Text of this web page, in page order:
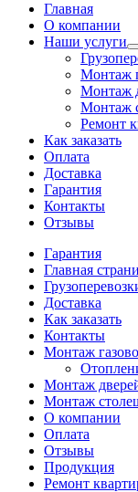
Главная
О компании
Наши услуги
Монтаж
Монтаж
Монтаж
Ремонт
Как заказать
Оплата
Доставка
Гарантия
Контакты
Отзывы
Гарантия
Главная
Доставка
Как заказать
Контакты
Монтаж
Монтаж
Монтаж
О компании
Оплата
Отзывы
Продукция
Ремонт